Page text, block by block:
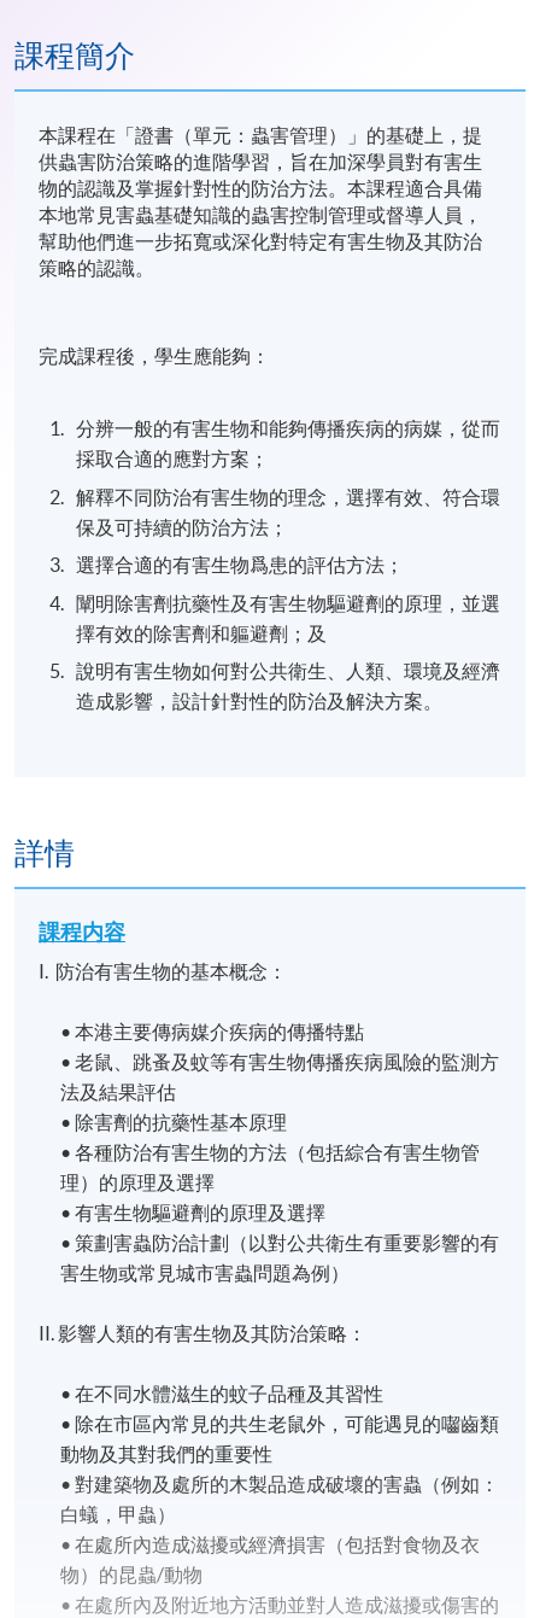
課程簡介
本課程在「證書（單元：蟲害管理）」的基礎上，提
供蟲害防治策略的進階學習，旨在加深學員對有害生
物的認識及掌握針對性的防治方法。本課程適合具備
本地常見害蟲基礎知識的蟲害控制管理或督導人員，
幫助他們進一步拓寬或深化對特定有害生物及其防治
策略的認識。
完成課程後，學生應能夠：
分辨一般的有害生物和能夠傳播疾病的病媒，從而
採取合適的應對方案；
解釋不同防治有害生物的理念，選擇有效、符合環
保及可持續的防治方法；
選擇合適的有害生物爲患的評估方法；
闡明除害劑抗藥性及有害生物驅避劑的原理，並選
擇有效的除害劑和軀避劑；及
說明有害生物如何對公共衛生、人類、環境及經濟
造成影響，設計針對性的防治及解決方案。
詳情
課程内容
I. 防治有害生物的基本概念：
• 本港主要傳病媒介疾病的傳播特點
• 老鼠、跳蚤及蚊等有害生物傳播疾病風險的監測方
法及結果評估
• 除害劑的抗藥性基本原理
• 各種防治有害生物的方法（包括綜合有害生物管
理）的原理及選擇
• 有害生物驅避劑的原理及選擇
• 策劃害蟲防治計劃（以對公共衛生有重要影響的有
害生物或常見城市害蟲問題為例）
II. 影響人類的有害生物及其防治策略：
• 在不同水體滋生的蚊子品種及其習性
• 除在市區內常見的共生老鼠外，可能遇見的囓齒類
動物及其對我們的重要性
• 對建築物及處所的木製品造成破壞的害蟲（例如：
白蟻，甲蟲）
• 在處所內造成滋擾或經濟損害（包括對食物及衣
物）的昆蟲/動物
• 在處所內及附近地方活動並對人造成滋擾或傷害的